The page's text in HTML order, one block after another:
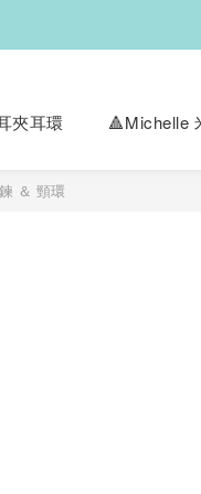
夾耳環 🔺Michelle
＆ 頸環